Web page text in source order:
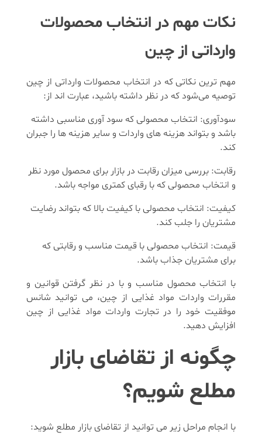
نکات مهم در انتخاب محصولات
وارداتی از چین
مهم ترین نکاتی که در انتخاب محصولات وارداتی از چین
توصیه می‌شود که در نظر داشته باشید، عبارت اند از:
سودآوری: انتخاب محصولی که سود آوری مناسبی داشته
باشد و بتواند هزینه های واردات و سایر هزینه ها را جبران
کند.
رقابت: بررسی میزان رقابت در بازار برای محصول مورد نظر
و انتخاب محصولی که با رقبای کمتری مواجه باشد.
کیفیت: انتخاب محصولی با کیفیت بالا که بتواند رضایت
مشتریان را جلب کند.
قیمت: انتخاب محصولی با قیمت مناسب و رقابتی که
برای مشتریان جذاب باشد.
با انتخاب محصول مناسب و با در نظر گرفتن قوانین و
مقررات واردات مواد غذایی از چین، می توانید شانس
موفقیت خود را در تجارت واردات مواد غذایی از چین
افزایش دهید.
چگونه از تقاضای بازار
مطلع شویم؟
با انجام مراحل زیر می توانید از تقاضای بازار مطلع شوید: